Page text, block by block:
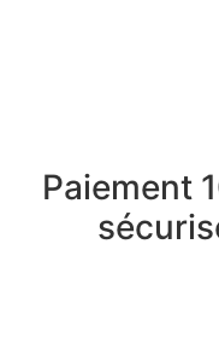
Paiement